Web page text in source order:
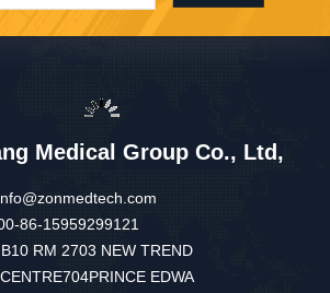
Medical Group Co., Ltd,
86-15959299121
B10 RM 2703 NEW TREND
CENTRE704PRINCE EDWA